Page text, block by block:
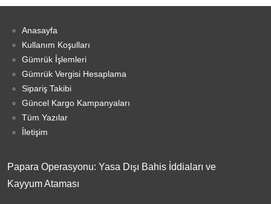
Anasayfa
Kullanım Koşulları
Gümrük İşlemleri
Gümrük Vergisi Hesaplama
Sipariş Takibi
Güncel Kargo Kampanyaları
Tüm Yazılar
İletişim
Papara Operasyonu: Yasa Dışı Bahis İddiaları ve
Kayyum Ataması